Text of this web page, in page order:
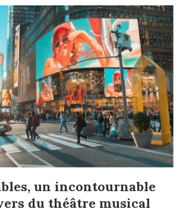
un incontournable
du théâtre musical